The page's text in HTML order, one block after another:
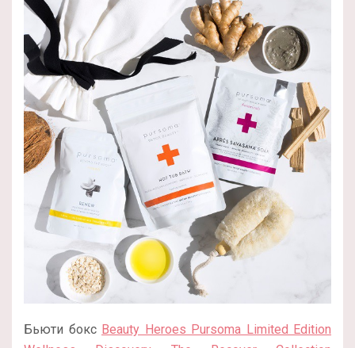
Бьюти бокс Beauty Heroes Pursoma Limited Edition